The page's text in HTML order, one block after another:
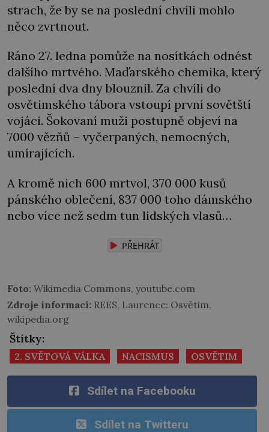
strach, že by se na poslední chvíli mohlo
něco zvrtnout.
Ráno 27. ledna pomůže na nosítkách odnést
dalšího mrtvého. Maďarského chemika, který
poslední dva dny blouznil. Za chvíli do
osvětimského tábora vstoupí první sovětští
vojáci. Šokovaní muži postupně objeví na
7000 vězňů – vyčerpaných, nemocných,
umírajících.
A kromě nich 600 mrtvol, 370 000 kusů
pánského oblečení, 837 000 toho dámského
nebo více než sedm tun lidských vlasů…
PŘEHRÁT
Foto: Wikimedia Commons, youtube.com
Zdroje informací: REES, Laurence: Osvětim,
wikipedia.org
Štítky:
2. SVĚTOVÁ VÁLKA NACISMUS OSVĚTIM
Sdílet na Facebooku
Sdílet na Twitteru